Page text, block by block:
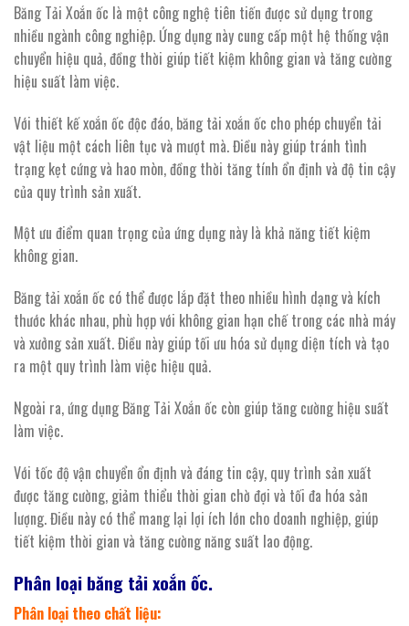
Băng Tải Xoắn ốc là một công nghệ tiên tiến được sử dụng trong
nhiều ngành công nghiệp. Ứng dụng này cung cấp một hệ thống vận
chuyển hiệu quả, đồng thời giúp tiết kiệm không gian và tăng cường
hiệu suất làm việc.
Với thiết kế xoắn ốc độc đáo, băng tải xoắn ốc cho phép chuyển tải
vật liệu một cách liên tục và mượt mà. Điều này giúp tránh tình
trạng kẹt cứng và hao mòn, đồng thời tăng tính ổn định và độ tin cậy
của quy trình sản xuất.
Một ưu điểm quan trọng của ứng dụng này là khả năng tiết kiệm
không gian.
Băng tải xoắn ốc có thể được lắp đặt theo nhiều hình dạng và kích
thước khác nhau, phù hợp với không gian hạn chế trong các nhà máy
và xưởng sản xuất. Điều này giúp tối ưu hóa sử dụng diện tích và tạo
ra một quy trình làm việc hiệu quả.
Ngoài ra, ứng dụng Băng Tải Xoắn ốc còn giúp tăng cường hiệu suất
làm việc.
Với tốc độ vận chuyển ổn định và đáng tin cậy, quy trình sản xuất
được tăng cường, giảm thiểu thời gian chờ đợi và tối đa hóa sản
lượng. Điều này có thể mang lại lợi ích lớn cho doanh nghiệp, giúp
tiết kiệm thời gian và tăng cường năng suất lao động.
Phân loại băng tảixoắn ốc.
Phân loại theo chất liệu: